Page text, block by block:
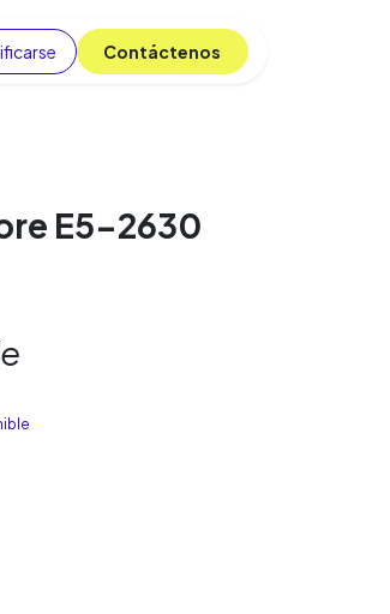
Blog C​​​​ont​​​​áct​​​​​​en​​​​​​os
E5-2630